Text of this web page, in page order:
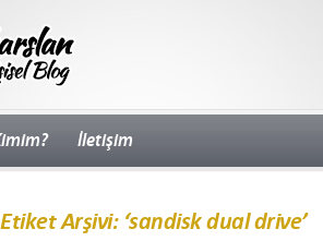
İletişim
Etiket Arşivi: ‘sandisk dual drive’